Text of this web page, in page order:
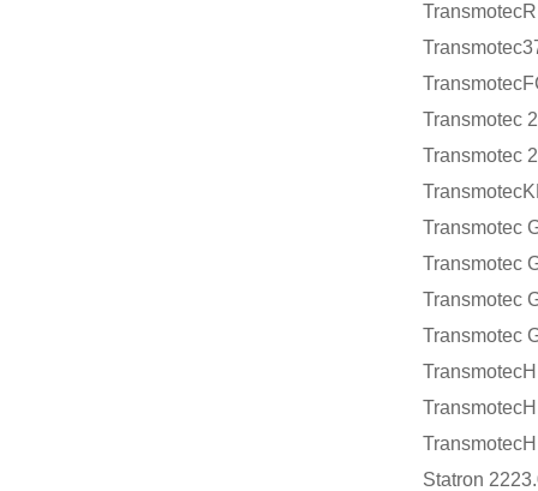
Transmotec
Transmotec
Transmotec
Transmotec
Transmotec
Transmotec
Statron